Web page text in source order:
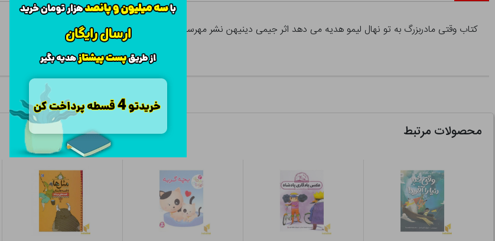
کتاب وقتی مادربزرگ به تو نهال لیمو هدیه می دهد اثر جیمی دینیهن نشر مهرسا
محصولات مرتبط